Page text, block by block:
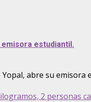
estudiantil.
abre su emisora
2 personas